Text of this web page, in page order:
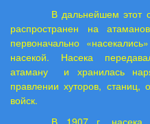
В дальнейшем этот
распространен на
первоначально
насекой. Насека
атаману
и хранилась
правлении хуторов, станиц,
войск.
В 1907 г. насека